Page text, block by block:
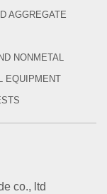
AGGREGATE
NONMETAL
EQUIPMENT
co., ltd